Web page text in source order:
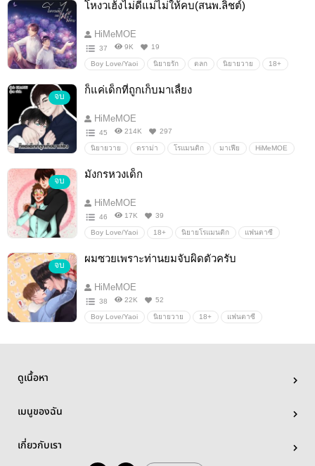
พ่อบ้านใจกล้า ตลก
โหงวเฮ้งไม่ดีแม่ไม่ให้คบ(สนพ.ลิชต์)
HiMeMOE
37 9K 19
Boy Love/Yaoi นิยายรัก ตลก นิยายวาย 18+
เขินแทนค่ะแม่! เลี้ยงต้อย
จบ
ก็แค่เด็กที่ถูกเก็บมาเลี้ยง
HiMeMOE
45 214K 297
นิยายวาย ดราม่า โรแมนติก มาเฟีย HiMeMOE
จบ
มังกรหวงเด็ก
HiMeMOE
46 17K 39
Boy Love/Yaoi 18+ นิยายโรแมนติก แฟนตาซี
จบ
ผมซวยเพราะท่านยมจับผิดตัวครับ
HiMeMOE
38 22K 52
Boy Love/Yaoi นิยายวาย 18+ แฟนตาซี
ดูเนื้อหา
เมนูของฉัน
เกี่ยวกับเรา